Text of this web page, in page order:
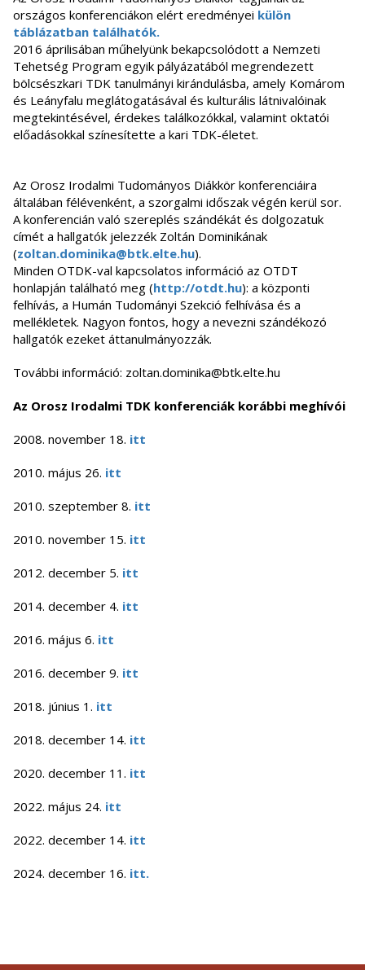
országos konferenciákon elért eredményei külön
táblázatban találhatók.
2016 áprilisában műhelyünk bekapcsolódott a Nemzeti
Tehetség Program egyik pályázatából megrendezett
bölcsészkari TDK tanulmányi kirándulásba, amely Komárom
és Leányfalu meglátogatásával és kulturális látnivalóinak
megtekintésével, érdekes találkozókkal, valamint oktatói
előadásokkal színesítette a kari TDK-életet.
Az Orosz Irodalmi Tudományos Diákkör konferenciáira
általában félévenként, a szorgalmi időszak végén kerül sor.
A konferencián való szereplés szándékát és dolgozatuk
címét a hallgatók jelezzék Zoltán Dominikának
(zoltan.dominika@btk.elte.hu).
Minden OTDK-val kapcsolatos információ az OTDT
honlapján található meg (http://otdt.hu): a központi
felhívás, a Humán Tudományi Szekció felhívása és a
mellékletek. Nagyon fontos, hogy a nevezni szándékozó
hallgatók ezeket áttanulmányozzák.
További információ: zoltan.dominika@btk.elte.hu
Az Orosz Irodalmi TDK konferenciák korábbi meghívói
2008. november 18. itt
2010. május 26. itt
2010. szeptember 8. itt
2010. november 15. itt
2012. december 5. itt
2014. december 4. itt
2016. május 6. itt
2016. december 9. itt
2018. június 1. itt
2018. december 14. itt
2020. december 11. itt
2022. május 24. itt
2022. december 14. itt
2024. december 16. itt.